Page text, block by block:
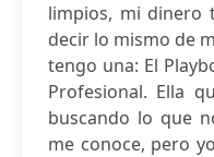
limpios, mi dinero
decir lo mismo de
tengo una: El
Profesional. Ella
buscando lo que
me conoce, pero